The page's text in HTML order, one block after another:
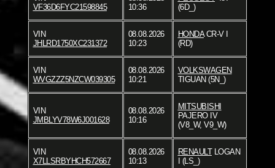
VF36D6FYC21598845
10:36
(6D_)
VIN
JHLRD1750XC231372
08.08.2026
10:23
HONDACR-V I
(RD)
VIN
WVGZZZ5NZCW039305
08.08.2026
10:21
VOLKSWAGEN
TIGUAN (5N_)
VIN
JMBLYV78W6J001628
08.08.2026
10:16
MITSUBISHI
PAJERO IV
(V8_W, V9_W)
VIN
X7LLSRBYHCH572667
08.08.2026
10:13
RENAULTLOGAN
I (LS_)